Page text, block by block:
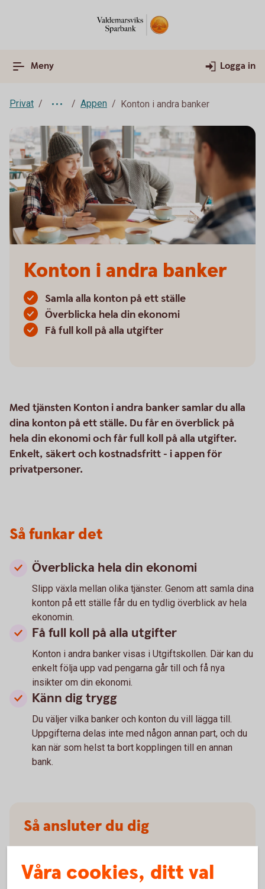
Meny Logga in
Privat Appen Konton i andra banker
Konton i andra banker
Samla alla konton på ett ställe
Överblicka hela din ekonomi
Få full koll på alla utgifter
Med tjänsten Konton i andra banker samlar du alla
dina konton på ett ställe. Du får en överblick på
hela din ekonomi och får full koll på alla utgifter.
Enkelt, säkert och kostnadsfritt - i appen för
privatpersoner.
Så funkar det
Överblicka hela din ekonomi
Slipp växla mellan olika tjänster. Genom att samla dina
konton på ett ställe får du en tydlig överblick av hela
ekonomin.
Få full koll på alla utgifter
Konton i andra banker visas i Utgiftskollen. Där kan du
enkelt följa upp vad pengarna går till och få nya
insikter om din ekonomi.
Känn dig trygg
Du väljer vilka banker och konton du vill lägga till.
Uppgifterna delas inte med någon annan part, och du
kan när som helst ta bort kopplingen till en annan
bank.
Så ansluter du dig
längst ned på sidan Konton.
Våra cookies, ditt val